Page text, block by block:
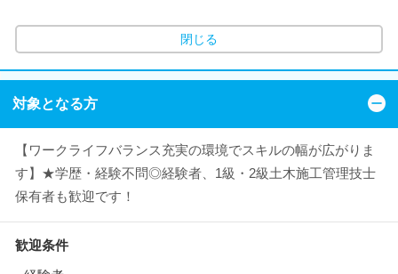
閉じる
対象となる方
【ワークライフバランス充実の環境でスキルの幅が広がりま
す】★学歴・経験不問◎経験者、1級・2級土木施工管理技士
保有者も歓迎です！
歓迎条件